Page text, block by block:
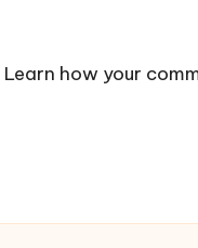
Learn how your